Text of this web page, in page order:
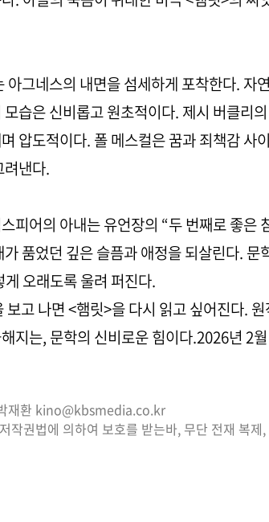
아그네스의 내면을 섬세하게 포착한다. 자
습은 신비롭고 원초적이다. 제시 버클리
압도적이다. 폴 메스컬은 꿈과 죄책감 사
려낸다.
피어의 아내는 유언장의 “두 번째로 좋은
품었던 깊은 슬픔과 애정을 되살린다. 문
오래도록 울려 퍼진다.
보고 나면 <햄릿>을 다시 읽고 싶어진다.
지는, 문학의 신비로운 힘이다.2026년 2
재환 kino@kbsmedia.co.kr
작권법에 의하여 보호를 받는바, 무단 전재 복제